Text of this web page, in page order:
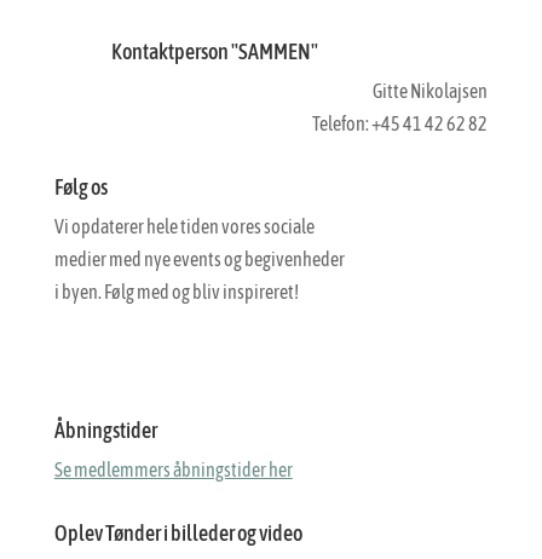
Kontaktperson "SAMMEN"
Gitte Nikolajsen
Telefon: +45 41 42 62 82
Følg os
Vi opdaterer hele tiden vores sociale
medier med nye events og begivenheder
i byen. Følg med og bliv inspireret!
Åbningstider
Se medlemmers åbningstider her
Oplev Tønder i billeder og video